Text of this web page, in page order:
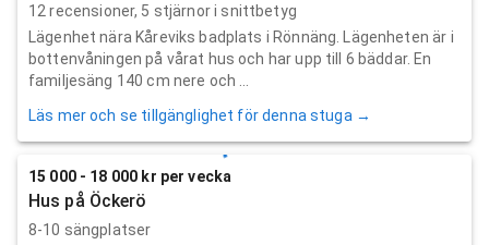
12 recensioner, 5 stjärnor i snittbetyg
Lägenhet nära Kåreviks badplats i Rönnäng. Lägenheten är i
bottenvåningen på vårat hus och har upp till 6 bäddar. En
familjesäng 140 cm nere och ...
Läs mer och se tillgänglighet för denna stuga →
15 000 - 18 000 kr per vecka
Hus på Öckerö
8-10 sängplatser